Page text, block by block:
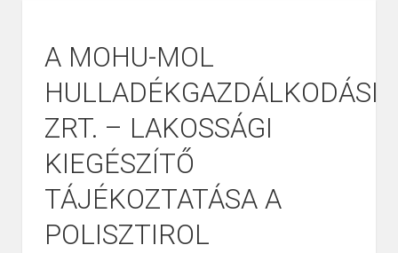
A MOHU-MOL
HULLADÉKGAZDÁLKODÁSI
ZRT. – LAKOSSÁGI
KIEGÉSZÍTŐ
TÁJÉKOZTATÁSA A
POLISZTIROL